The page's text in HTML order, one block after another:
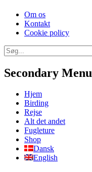
Skip
content
Om os
Kontakt
Cookie policy
Search
Search
for:
Secondary Menu
Skip
content
Hjem
Birding
Rejse
Alt det andet
Fugleture
Shop
Dansk
English